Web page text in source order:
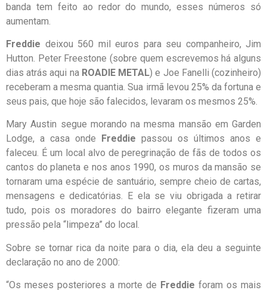
banda tem feito ao redor do mundo, esses números só
aumentam.
Freddie deixou 560 mil euros para seu companheiro, Jim
Hutton. Peter Freestone (sobre quem escrevemos há alguns
dias atrás aqui na ROADIE METAL) e Joe Fanelli (cozinheiro)
receberam a mesma quantia. Sua irmã levou 25% da fortuna e
seus pais, que hoje são falecidos, levaram os mesmos 25%.
Mary Austin segue morando na mesma mansão em Garden
Lodge, a casa onde
Freddie passou os últimos anos e
faleceu. É um local alvo de peregrinação de fãs de todos os
cantos do planeta e nos anos 1990, os muros da mansão se
tornaram uma espécie de santuário, sempre cheio de cartas,
mensagens e dedicatórias. E ela se viu obrigada a retirar
tudo, pois os moradores do bairro elegante fizeram uma
pressão pela “limpeza” do local.
Sobre se tornar rica da noite para o dia, ela deu a seguinte
declaração no ano de 2000:
“Os meses posteriores a morte de Freddie foram os mais